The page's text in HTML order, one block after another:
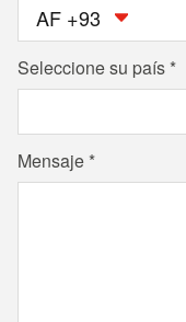
AF +93
Seleccione su país
Mensaje